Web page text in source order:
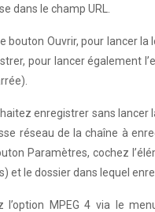
dans le champ URL.
bouton Ouvrir, pour lancer
pour lancer également
enregistrer sans lancer
réseau de la chaîne à
Paramètres, cochez
et le dossier dans lequel
l’option MPEG 4 via le